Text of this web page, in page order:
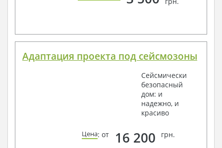
Адаптация проекта под сейсмозоны
Сейсмически
безопасный
дом: и
надежно, и
красиво
Цена: от 16 200 грн.